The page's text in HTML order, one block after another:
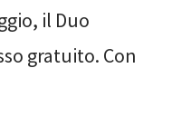
il Duo
gratuito. Con